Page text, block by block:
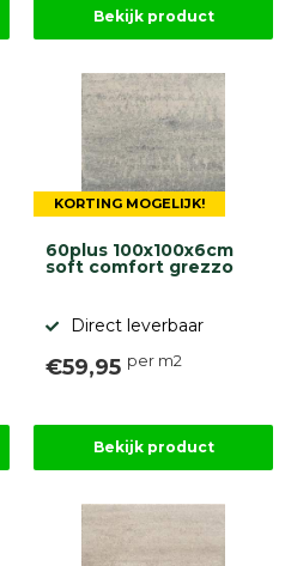
Bekijk product
KORTING MOGELIJK!
60plus 100x100x6cm
soft comfort grezzo
Direct leverbaar
€59,95 per m2
Bekijk product